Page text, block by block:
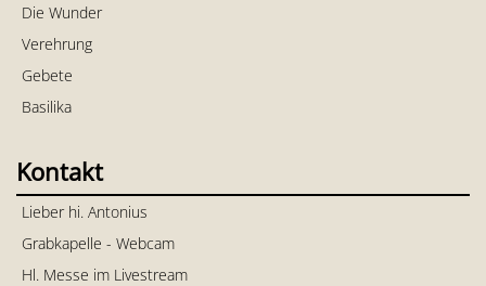
Die Wunder
Verehrung
Gebete
Basilika
Kontakt
Lieber hi. Antonius
Grabkapelle - Webcam
Hl. Messe im Livestream